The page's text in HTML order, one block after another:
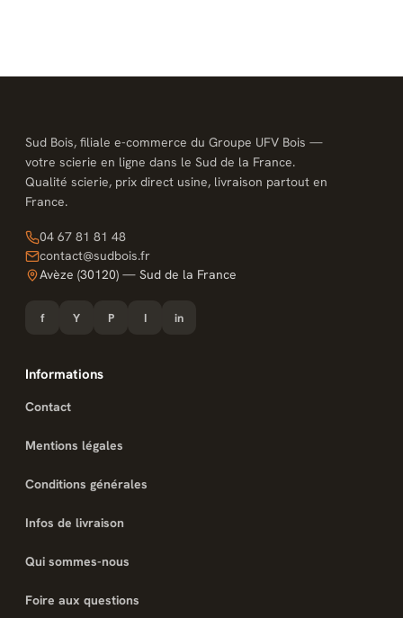
Sud Bois, filiale e-commerce du Groupe UFV Bois —
votre scierie en ligne dans le Sud de la France.
Qualité scierie, prix direct usine, livraison partout en
France.
04 67 81 81 48
contact@sudbois.fr
Avèze (30120) — Sud de la France
f Y P I in
Informations
Contact
Mentions légales
Conditions générales
Infos de livraison
Qui sommes-nous
Foire aux questions